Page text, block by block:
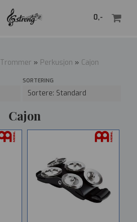
0,-
Trommer » Perkusjon » Cajon
SORTERING
Cajon